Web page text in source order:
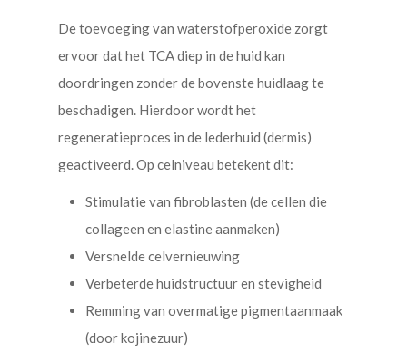
De toevoeging van waterstofperoxide zorgt
ervoor dat het TCA diep in de huid kan
doordringen zonder de bovenste huidlaag te
beschadigen. Hierdoor wordt het
regeneratieproces in de lederhuid (dermis)
geactiveerd. Op celniveau betekent dit:
Stimulatie van fibroblasten (de cellen die
collageen en elastine aanmaken)
Versnelde celvernieuwing
Verbeterde huidstructuur en stevigheid
Remming van overmatige pigmentaanmaak
(door kojinezuur)